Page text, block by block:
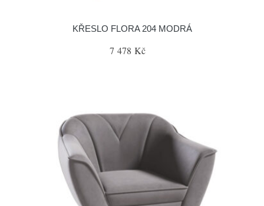
KŘESLO FLORA 204 MODRÁ
7 478 Kč